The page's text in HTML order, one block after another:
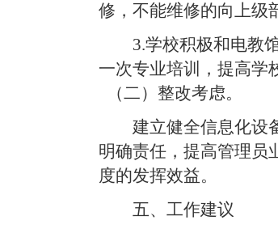
修，不能维修的向上级
3.学校积极和电教
一次专业培训，提高学
（二）整改考虑。
建立健全信息化设
明确责任，提高管理员
度的发挥效益。
五、工作建议